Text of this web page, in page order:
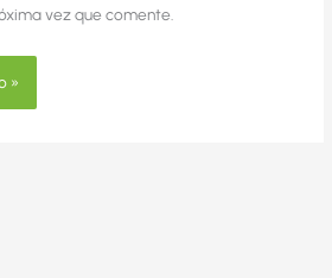
vez que comente.